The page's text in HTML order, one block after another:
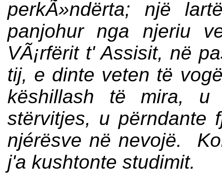
perkÃ»ndërta; një
panjohur nga njeriu
VÃ¡rfërit t' Assisit, në
tij, e dinte veten të
këshillash të mira, u
stërvitjes, u përndante
njérësve në nevojë.
j'a kushtonte studimit.